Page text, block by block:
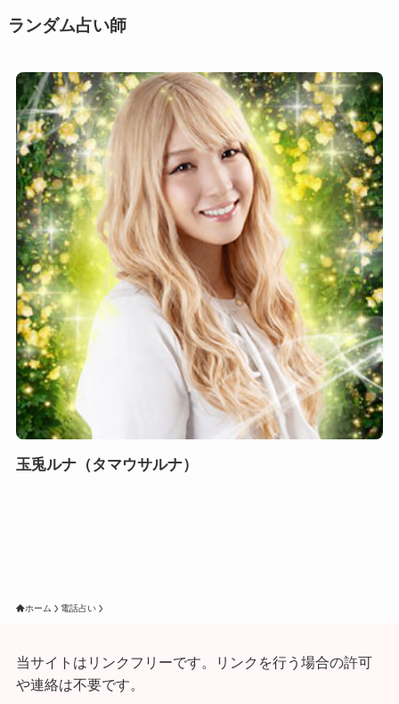
ン
ランダム占い師
玉兎ルナ（タマウサルナ）
ホーム 電話占い
当サイトはリンクフリーです。リンクを行う場合の許可
や連絡は不要です。